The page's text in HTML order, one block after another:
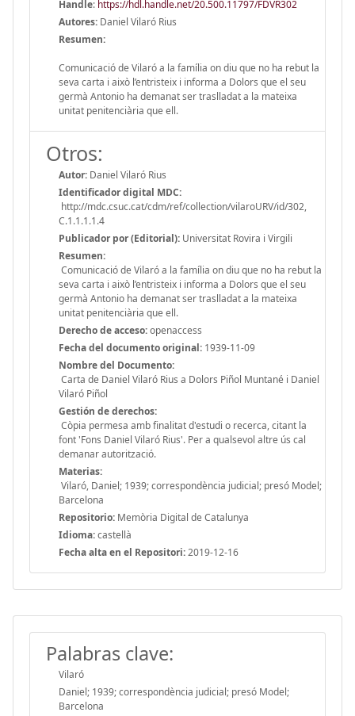
Handle: https://hdl.handle.net/20.500.11797/FDVR302
Autores: Daniel Vilaró Rius
Resumen:
Comunicació de Vilaró a la família on diu que no ha rebut la
seva carta i això l’entristeix i informa a Dolors que el seu
germà Antonio ha demanat ser traslladat a la mateixa
unitat penitenciària que ell.
Otros:
Autor: Daniel Vilaró Rius
Identificador digital MDC:
http://mdc.csuc.cat/cdm/ref/collection/vilaroURV/id/302,
C.1.1.1.1.4
Publicador por (Editorial): Universitat Rovira i Virgili
Resumen:
Comunicació de Vilaró a la família on diu que no ha rebut la
seva carta i això l’entristeix i informa a Dolors que el seu
germà Antonio ha demanat ser traslladat a la mateixa
unitat penitenciària que ell.
Derecho de acceso:openaccess
Fecha del documento original: 1939-11-09
Nombre del Documento:
Carta de Daniel Vilaró Rius a Dolors Piñol Muntané i Daniel
Vilaró Piñol
Gestión de derechos:
Còpia permesa amb finalitat d'estudi o recerca, citant la
font 'Fons Daniel Vilaró Rius'. Per a qualsevol altre ús cal
demanar autorització.
Materias:
Vilaró, Daniel; 1939; correspondència judicial; presó Model;
Barcelona
Repositorio: Memòria Digital de Catalunya
Idioma:castellà
Fecha alta en el Repositori:2019-12-16
Palabras clave:
Vilaró
Daniel; 1939; correspondència judicial; presó Model;
Barcelona